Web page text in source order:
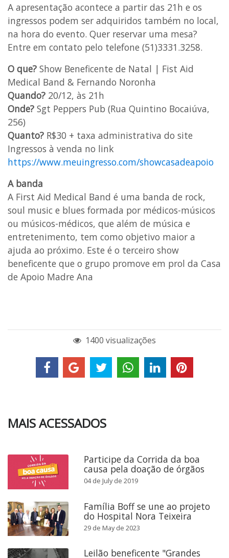
A apresentação acontece a partir das 21h e os
ingressos podem ser adquiridos também no local,
na hora do evento. Quer reservar uma mesa?
Entre em contato pelo telefone (51)3331.3258.
O que? Show Beneficente de Natal | Fist Aid
Medical Band & Fernando Noronha
Quando? 20/12, às 21h
Onde? Sgt Peppers Pub (Rua Quintino Bocaiúva,
256)
Quanto? R$30 + taxa administrativa do site
Ingressos à venda no link
https://www.meuingresso.com/showcasadeapoio
A banda
A First Aid Medical Band é uma banda de rock,
soul music e blues formada por médicos-músicos
ou músicos-médicos, que além de música e
entretenimento, tem como objetivo maior a
ajuda ao próximo. Este é o terceiro show
beneficente que o grupo promove em prol da Casa
de Apoio Madre Ana
1400 visualizações
MAIS ACESSADOS
Participe da Corrida da boa
causa pela doação de órgãos
04 de July de 2019
Família Boff se une ao projeto
do Hospital Nora Teixeira
29 de May de 2023
Leilão beneficente "Grandes